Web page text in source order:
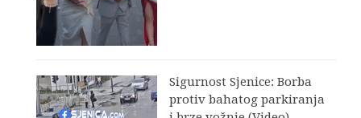
Sigurnost Sjenice: Borba
protiv bahatog parkiranja